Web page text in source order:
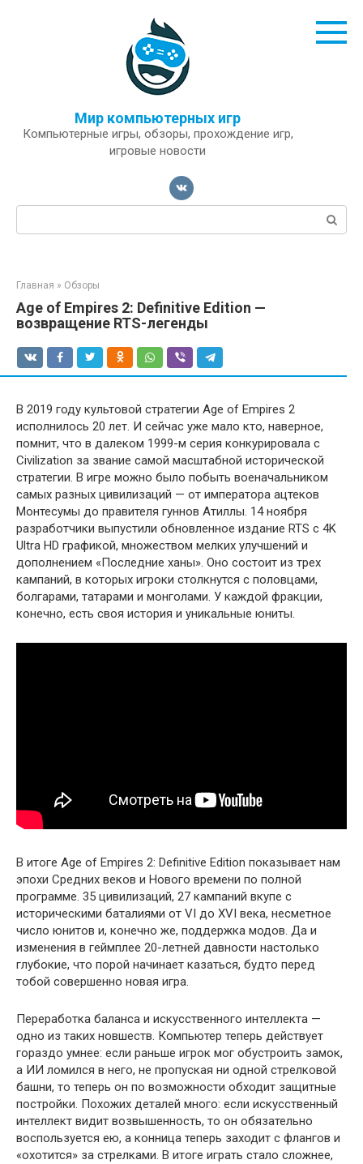
Мир компьютерных игр
Компьютерные игры, обзоры, прохождение игр,
игровые новости
Поиск:
Главная » Обзоры
Age of Empires 2: Definitive Edition —
возвращение RTS-легенды
В 2019 году культовой стратегии Age of Empires 2
исполнилось 20 лет. И сейчас уже мало кто, наверное,
помнит, что в далеком 1999-м серия конкурировала с
Civilization за звание самой масштабной исторической
стратегии. В игре можно было побыть военачальником
самых разных цивилизаций — от императора ацтеков
Монтесумы до правителя гуннов Атиллы. 14 ноября
разработчики выпустили обновленное издание RTS с 4K
Ultra HD графикой, множеством мелких улучшений и
дополнением «Последние ханы». Оно состоит из трех
кампаний, в которых игроки столкнутся с половцами,
болгарами, татарами и монголами. У каждой фракции,
конечно, есть своя история и уникальные юниты.
В итоге Age of Empires 2: Definitive Edition показывает нам
эпохи Средних веков и Нового времени по полной
программе. 35 цивилизаций, 27 кампаний вкупе с
историческими баталиями от VI до XVI века, несметное
число юнитов и, конечно же, поддержка модов. Да и
изменения в геймплее 20-летней давности настолько
глубокие, что порой начинает казаться, будто перед
тобой совершенно новая игра.
Переработка баланса и искусственного интеллекта —
одно из таких новшеств. Компьютер теперь действует
гораздо умнее: если раньше игрок мог обустроить замок,
а ИИ ломился в него, не пропуская ни одной стрелковой
башни, то теперь он по возможности обходит защитные
постройки. Похожих деталей много: если искусственный
интеллект видит возвышенность, то он обязательно
воспользуется ею, а конница теперь заходит с флангов и
«охотится» за стрелками. В итоге играть стало сложнее,